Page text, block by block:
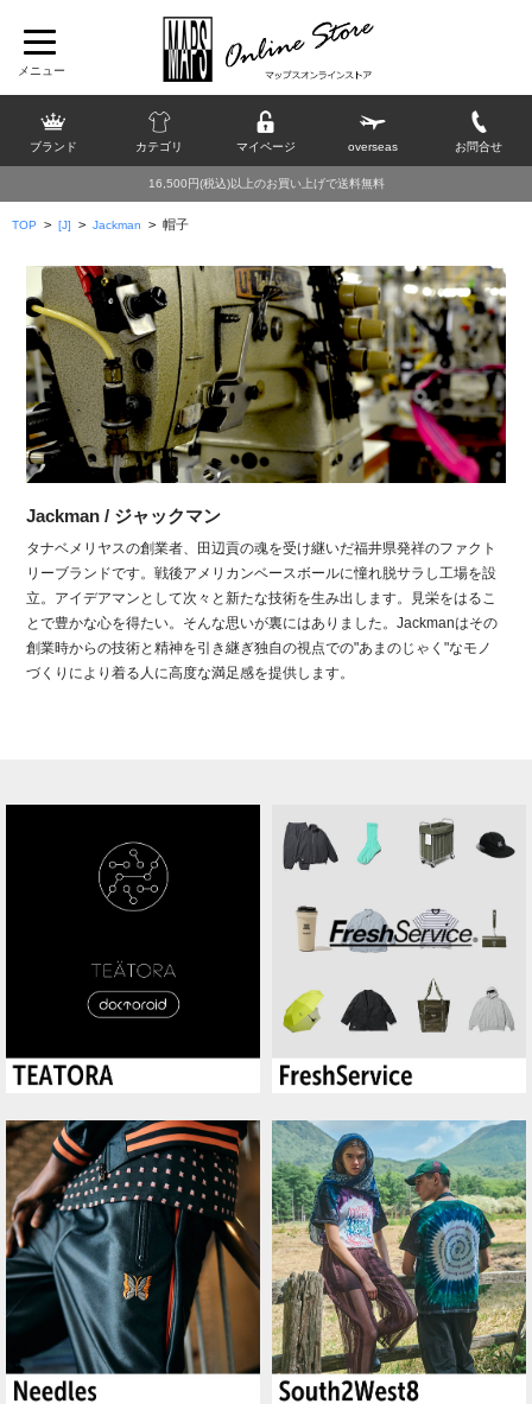
ブランド カテゴリ マイページ overseas お問合せ
16,500円(税込)以上のお買い上げで送料無料
TOP > [J] > Jackman > 帽子
Jackman / ジャックマン
タナベメリヤスの創業者、田辺貢の魂を受け継いだ福井県発祥のファクト
リーブランドです。戦後アメリカンベースボールに憧れ脱サラし工場を設
立。アイデアマンとして次々と新たな技術を生み出します。見栄をはるこ
とで豊かな心を得たい。そんな思いが裏にはありました。Jackmanはその
創業時からの技術と精神を引き継ぎ独自の視点での"あまのじゃく"なモノ
づくりにより着る人に高度な満足感を提供します。